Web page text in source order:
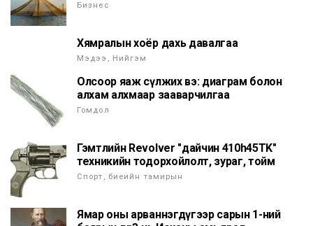
Бизнес
Хямралын хоёр дахь давалгаа
Мэдээ, Нийгэм
Олсоор яаж сүлжих вэ: диаграм болон
алхам алхмаар зааварчилгаа
Гомдол
Гэмтлийн Revolver "дайчин 410h45TK"
техникийн тодорхойлолт, зураг, тойм
Спорт, биеийн тамирын
Ямар оны арваннэгдүгээр сарын 1-ний